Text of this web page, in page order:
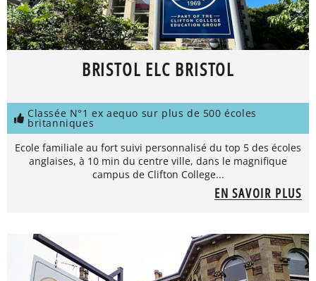
BRISTOL ELC BRISTOL
Classée N°1 ex aequo sur plus de 500 écoles
britanniques
Ecole familiale au fort suivi personnalisé du top 5 des écoles
anglaises, à 10 min du centre ville, dans le magnifique
campus de Clifton College...
EN SAVOIR PLUS